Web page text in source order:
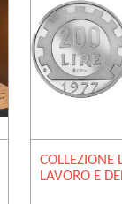
COLLEZIONE
LAVORO E